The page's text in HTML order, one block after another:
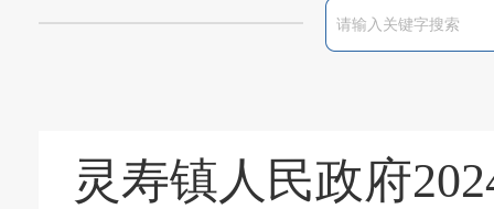
灵寿镇人民政府